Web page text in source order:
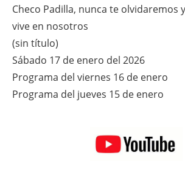
Checo Padilla, nunca te olvidaremos
vive en nosotros
(sin título)
Sábado 17 de enero del 2026
Programa del viernes 16 de enero
Programa del jueves 15 de enero